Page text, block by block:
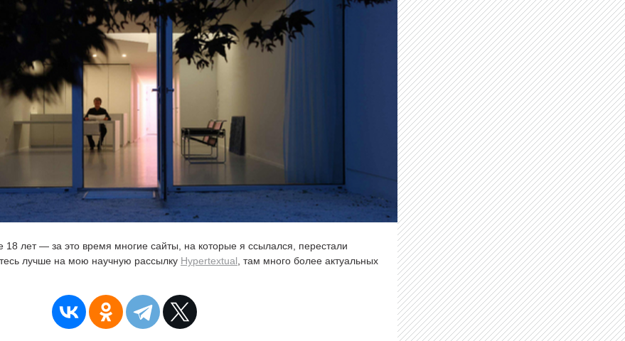
18 лет — за это время многие сайты, на которые я ссылался, перестали
лучше на мою научную рассылку Hypertextual, там много более актуальных